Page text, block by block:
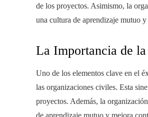
de los proyectos. Asimismo, la
una cultura de aprendizaje mutuo
La Importancia de
Uno de los elementos clave en el
las organizaciones civiles. Esta
proyectos. Además, la